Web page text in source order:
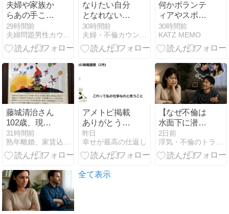
夫婦や家族か
らあの手この
手でフェード
アウトを企て
る不倫夫の愚
ーブ動画】
29時間前
なりたい自分
となれない自
分
30時間前
何かボランテ
ィアやスポー
ツ分野の活動
を始めた方が
いいのでしょ
30時間前
KATZ MEMO
藤城清治さん
102歳、現
役、日本橋丸
善で記念展
31時間前
熟年離婚、家賃込みで１０万円生活
アメトピ掲載
ありがとうご
ざいます～こ
れって私の仕
事なの？
昨日
幸せが最高の仕返し
【なぜ不倫は
水面下に潜る
のか】
2日前
浮気・不倫のトラブル！解決します！
全て表示